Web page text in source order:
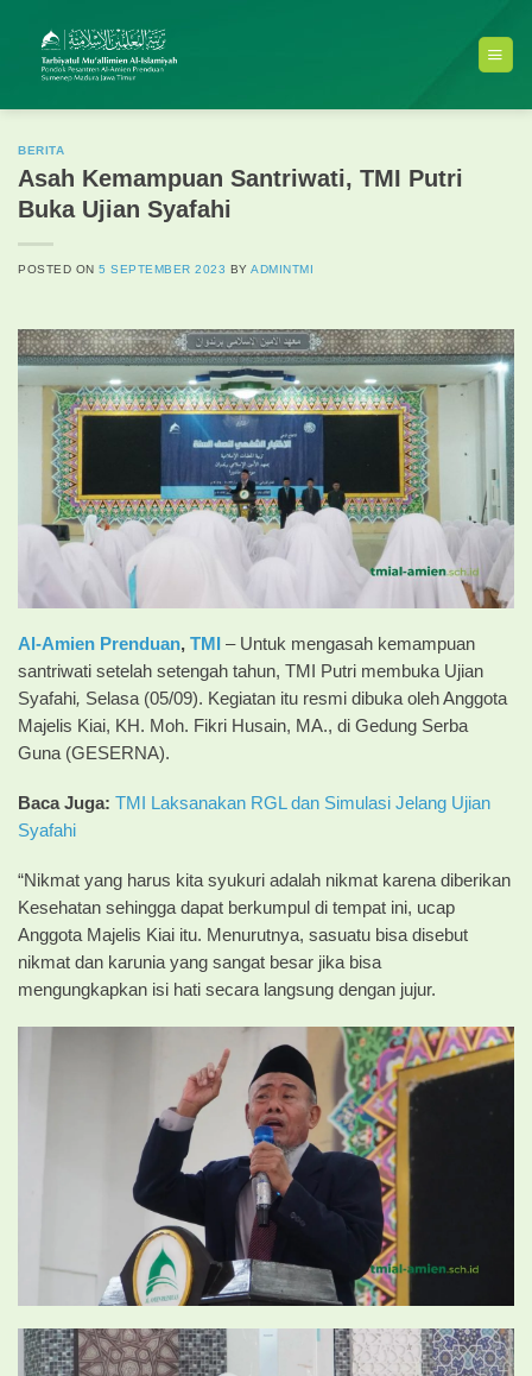
content
BERITA
Asah Kemampuan Santriwati, TMI Putri
Buka Ujian Syafahi
POSTED ON5 SEPTEMBER 2023 BYADMINTMI
Al-Amien Prenduan, TMI
– Untuk mengasah kemampuan
santriwati setelah setengah tahun, TMI Putri membuka Ujian
Syafahi, Selasa (05/09). Kegiatan itu resmi dibuka oleh Anggota
Majelis Kiai, KH. Moh. Fikri Husain, MA., di Gedung Serba
Guna (GESERNA).
Baca Juga: TMI Laksanakan RGL dan Simulasi Jelang Ujian
Syafahi
“Nikmat yang harus kita syukuri adalah nikmat karena diberikan
Kesehatan sehingga dapat berkumpul di tempat ini, ucap
Anggota Majelis Kiai itu. Menurutnya, sasuatu bisa disebut
nikmat dan karunia yang sangat besar jika bisa
mengungkapkan isi hati secara langsung dengan jujur.